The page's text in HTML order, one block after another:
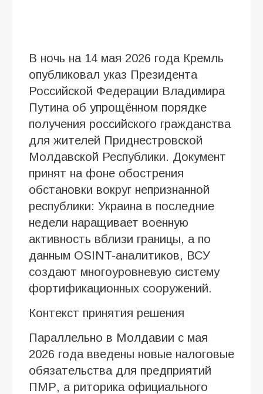
В ночь на 14 мая 2026 года Кремль
опубликовал указ Президента
Российской Федерации Владимира
Путина об упрощённом порядке
получения российского гражданства
для жителей Приднестровской
Молдавской Республики. Документ
принят на фоне обострения
обстановки вокруг непризнанной
республики: Украина в последние
недели наращивает военную
активность вблизи границы, а по
данным OSINT-аналитиков, ВСУ
создают многоуровневую систему
фортификационных сооружений.
Контекст принятия решения
Параллельно в Молдавии с мая
2026 года введены новые налоговые
обязательства для предприятий
ПМР, а риторика официального